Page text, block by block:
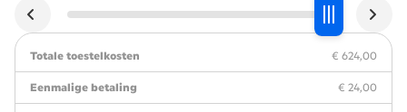
Totale toestelkosten € 624,00
Eenmalige betaling € 24,00